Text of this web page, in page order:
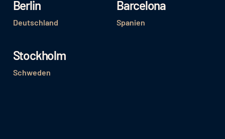
Berlin
Deutschland
Barcelona
Spanien
Stockholm
Schweden